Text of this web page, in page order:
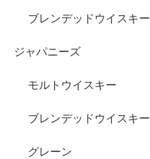
ブレンデッドウイスキー
ジャパニーズ
モルトウイスキー
ブレンデッドウイスキー
グレーン